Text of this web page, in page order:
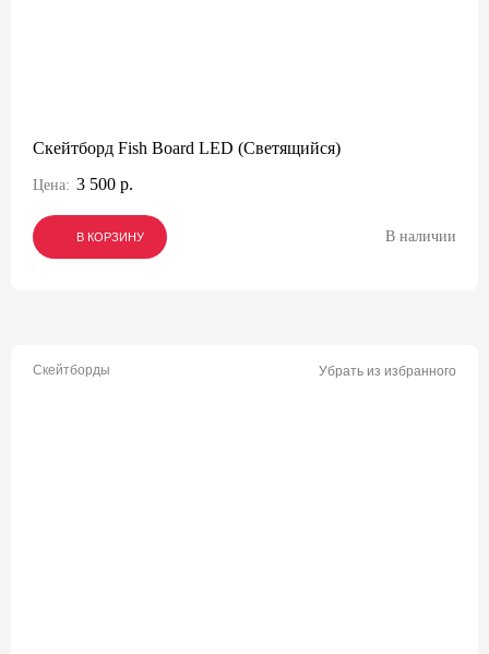
Скейтборд Fish Board LED (Светящийся)
Цена: 3 500 р.
В КОРЗИНУ
В КОРЗИНУ
В КОРЗИНУ В наличии
Скейтборды Убрать из избранного